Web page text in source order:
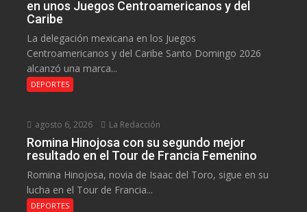
en unos Juegos Centroamericanos y del
Caribe
La delegación mexicana en los Juegos
Centroamericanos y del Caribe Santo Domingo 2026
alcanzó una marca...
DEPORTES
agosto 6, 2026 La Redacción
Romina Hinojosa con su segundo mejor
resultado en el Tour de Francia Femenino
Romina Hinojosa, novia de Isaac del Toro, sigue en su
lucha en el Tour de Francia...
DEPORTES